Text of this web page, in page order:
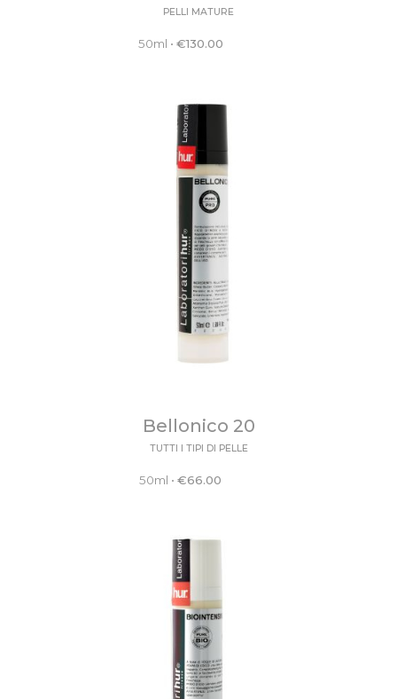
PELLI MATURE
50ml • €130.00
Bellonico 20
TUTTI I TIPI DI PELLE
50ml •€66.00